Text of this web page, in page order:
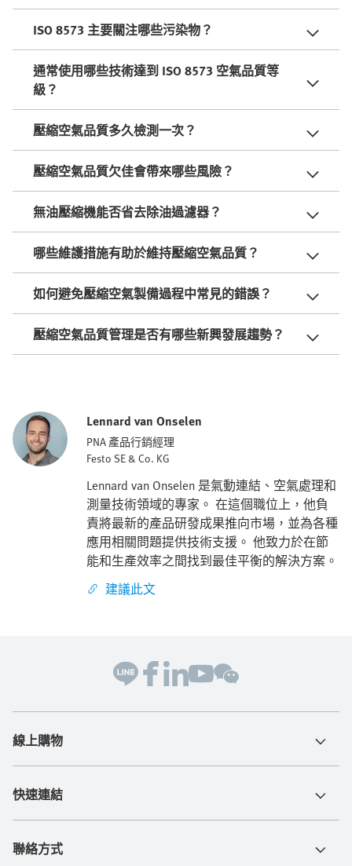
ISO 8573 主要關注哪些污染物？
通常使用哪些技術達到 ISO 8573 空氣品質等
級？
壓縮空氣品質多久檢測一次？
壓縮空氣品質欠佳會帶來哪些風險？
無油壓縮機能否省去除油過濾器？
哪些維護措施有助於維持壓縮空氣品質？
如何避免壓縮空氣製備過程中常見的錯誤？
壓縮空氣品質管理是否有哪些新興發展趨勢？
Lennard van Onselen
PNA 產品行銷經理
Festo SE & Co. KG
Lennard van Onselen 是氣動連結、空氣處理和
測量技術領域的專家。 在這個職位上，他負
責將最新的產品研發成果推向市場，並為各種
應用相關問題提供技術支援。 他致力於在節
能和生產效率之間找到最佳平衡的解決方案。
建議此文
線上購物
快速連結
聯絡方式